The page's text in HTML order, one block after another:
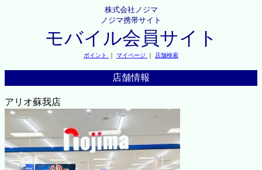
株式会社ノジマ
ノジマ携帯サイト
モバイル会員サイト
ポイント ｜ マイページ ｜ 店舗検索
店舗情報
アリオ蘇我店